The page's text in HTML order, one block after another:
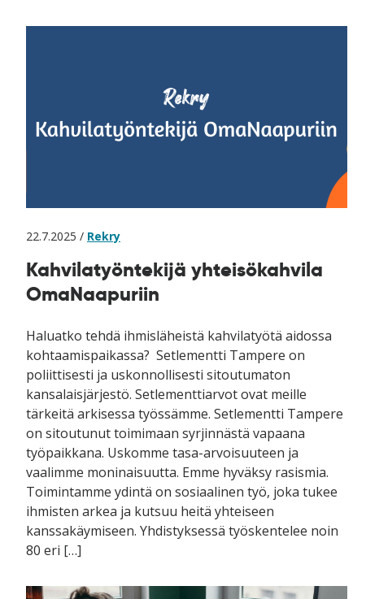
22.7.2025 / Rekry
Kahvilatyöntekijä yhteisökahvila
OmaNaapuriin
Haluatko tehdä ihmisläheistä kahvilatyötä aidossa
kohtaamispaikassa? Setlementti Tampere on
poliittisesti ja uskonnollisesti sitoutumaton
kansalaisjärjestö. Setlementtiarvot ovat meille
tärkeitä arkisessa työssämme. Setlementti Tampere
on sitoutunut toimimaan syrjinnästä vapaana
työpaikkana. Uskomme tasa-arvoisuuteen ja
vaalimme moninaisuutta. Emme hyväksy rasismia.
Toimintamme ydintä on sosiaalinen työ, joka tukee
ihmisten arkea ja kutsuu heitä yhteiseen
kanssakäymiseen. Yhdistyksessä työskentelee noin
80 eri […]